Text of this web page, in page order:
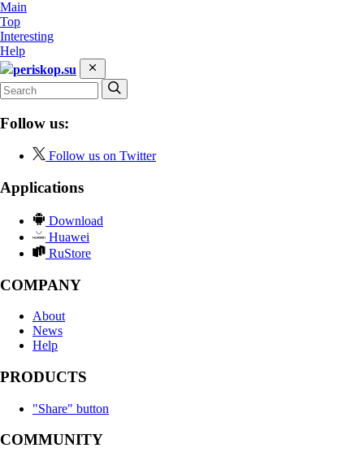
Main
Top
Interesting
Help
periskop.su
Follow us:
Follow us on Twitter
Applications
Download
Huawei
RuStore
COMPANY
About
News
Help
PRODUCTS
"Share" button
COMMUNITY